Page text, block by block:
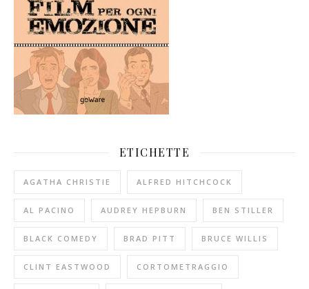
ETICHETTE
AGATHA CHRISTIE ALFRED HITCHCOCK
AL PACINO AUDREY HEPBURN BEN STILLER
BLACK COMEDY BRAD PITT BRUCE WILLIS
CLINT EASTWOOD CORTOMETRAGGIO